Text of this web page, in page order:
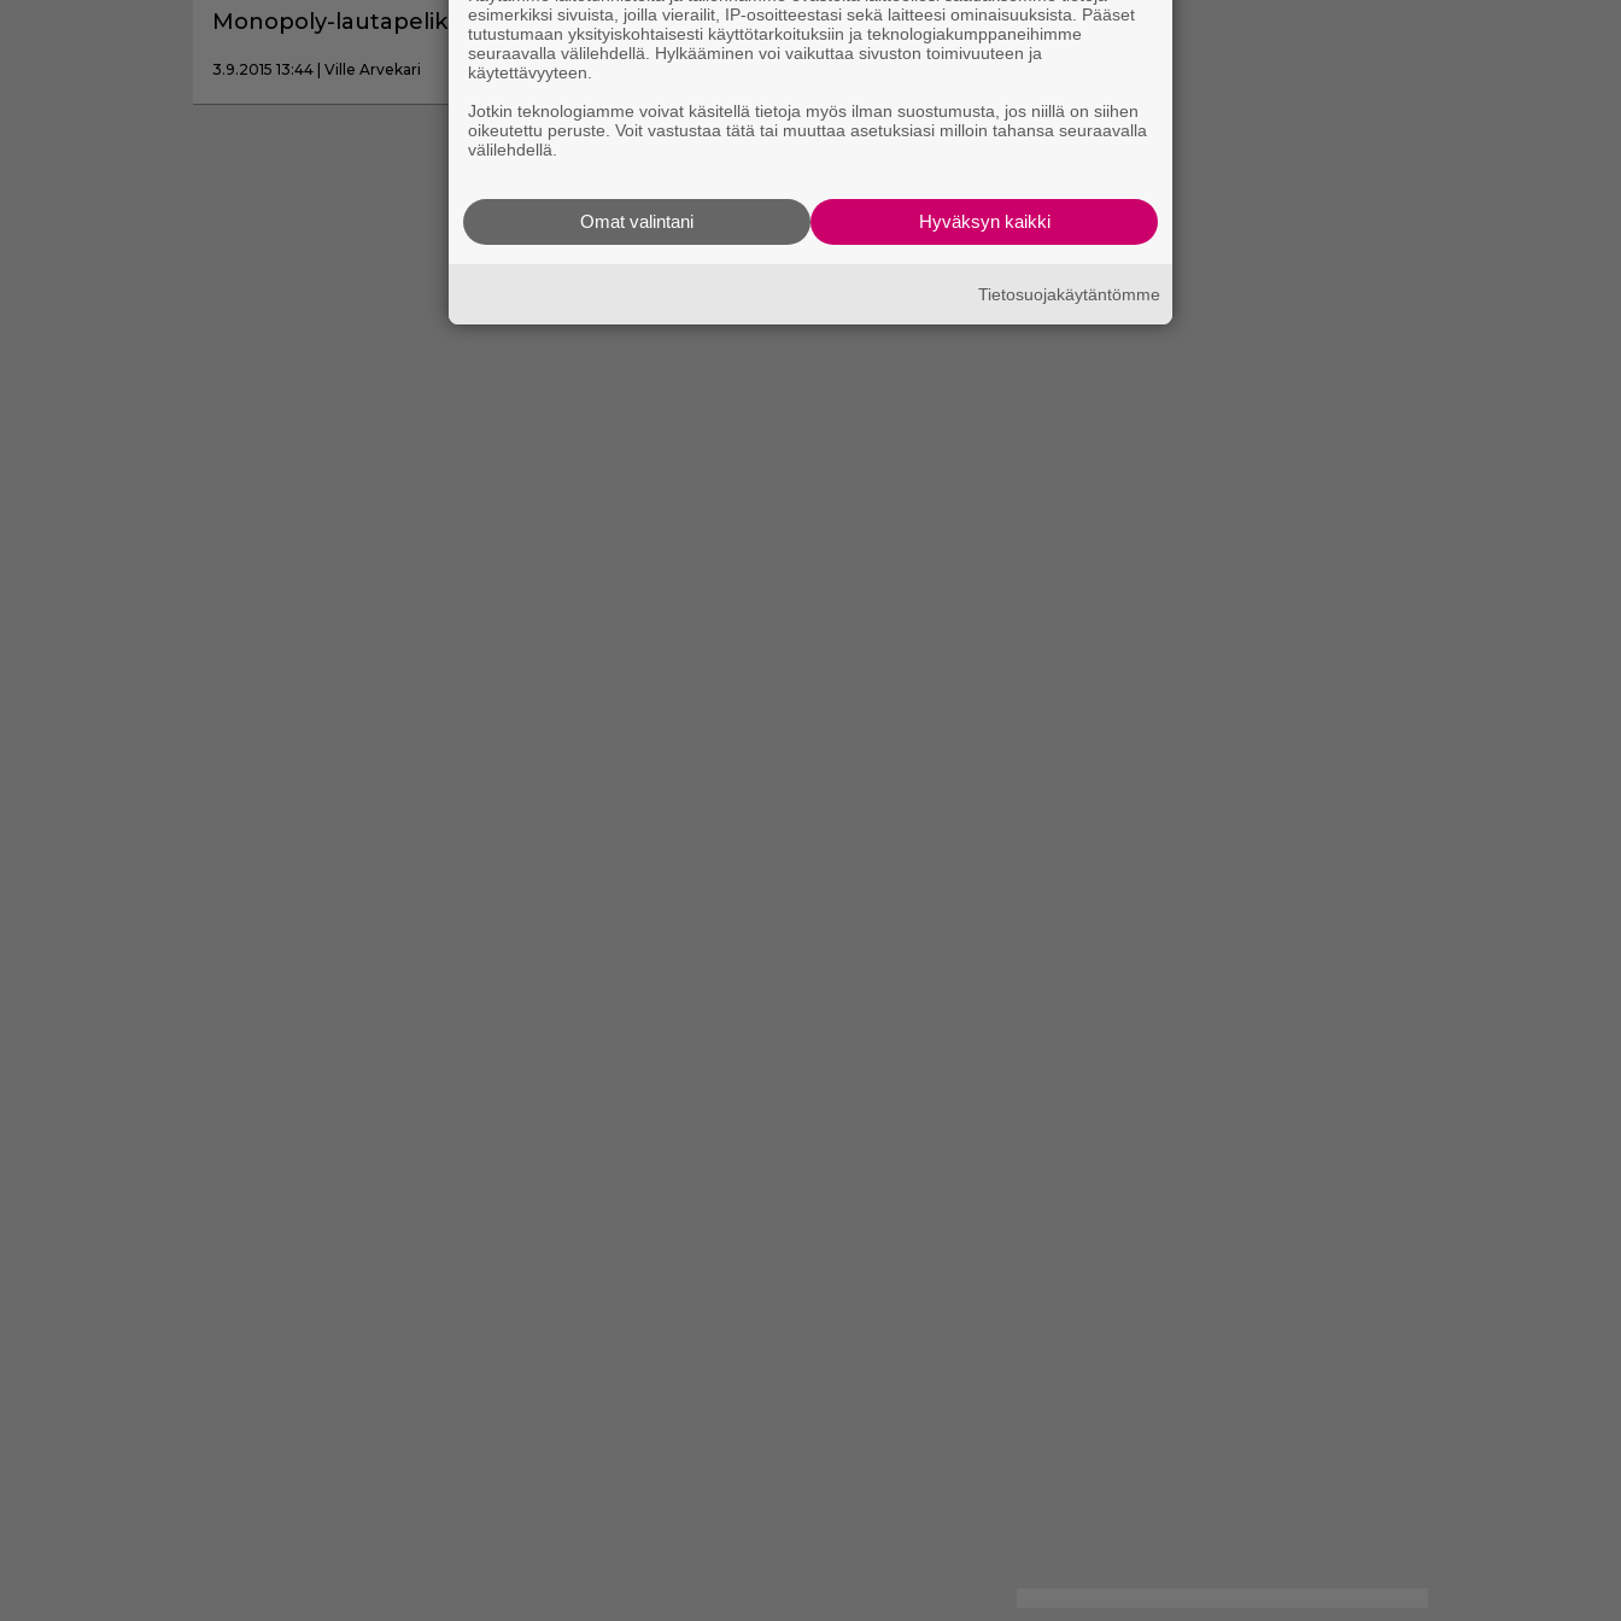
Monopoly-lautapeliksi
3.9.2015 13:44 | Ville Arvekari
esimerkiksi sivuista, joilla vierailit, IP-osoitteestasi sekä laitteesi ominaisuuksista. Pääset
tutustumaan yksityiskohtaisesti käyttötarkoituksiin ja teknologiakumppaneihimme
seuraavalla välilehdellä. Hylkääminen voi vaikuttaa sivuston toimivuuteen ja
käytettävyyteen.
Jotkin teknologiamme voivat käsitellä tietoja myös ilman suostumusta, jos niillä on siihen
oikeutettu peruste. Voit vastustaa tätä tai muuttaa asetuksiasi milloin tahansa seuraavalla
välilehdellä.
Hyväksyn kaikki
Omat valintani
Tietosuojakäytäntömme